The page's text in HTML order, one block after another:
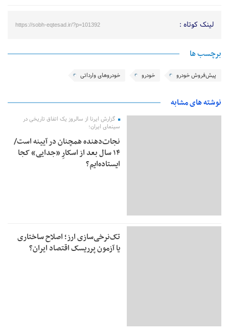
لینک کوتاه : https://sobh-eqtesad.ir/?p=101392
برچسب ها
پیش‌فروش خودرو خودرو خودروهای وارداتی
نوشته های مشابه
گزارش ایرنا از سالروز یک اتفاق تاریخی در
سینمای ایران؛
نجات‌دهنده‌ همچنان در آیینه است/
۱۴ سال بعد از اسکارِ «جدایی» کجا
ایستاده‌ایم؟
تک‌نرخی‌سازی ارز؛ اصلاح ساختاری
یا آزمون پرریسک اقتصاد ایران؟